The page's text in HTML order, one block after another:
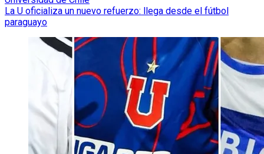
La U oficializa un nuevo refuerzo: llega desde el fútbol
paraguayo